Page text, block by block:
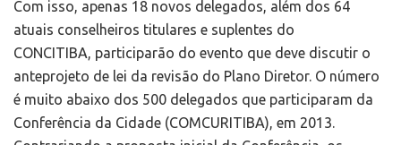
Com isso, apenas 18 novos delegados, além dos 64
atuais conselheiros titulares e suplentes do
CONCITIBA, participarão do evento que deve discutir o
anteprojeto de lei da revisão do Plano Diretor. O número
é muito abaixo dos 500 delegados que participaram da
Conferência da Cidade (COMCURITIBA), em 2013.